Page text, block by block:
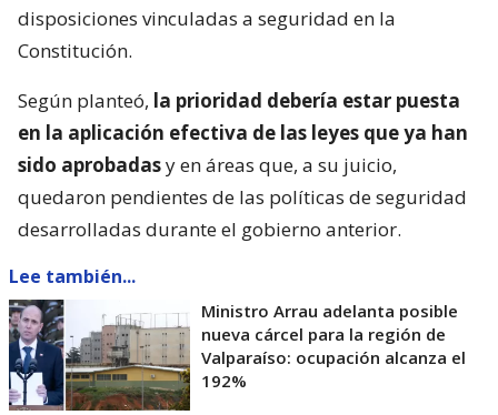
disposiciones vinculadas a seguridad en la
Constitución.
Según planteó, la prioridad debería estar puesta
en la aplicación efectiva de las leyes que ya han
sido aprobadasy en áreas que, a su juicio,
quedaron pendientes de las políticas de seguridad
desarrolladas durante el gobierno anterior.
Lee también...
Ministro Arrau adelanta posible
nueva cárcel para la región de
Valparaíso: ocupación alcanza el
192%